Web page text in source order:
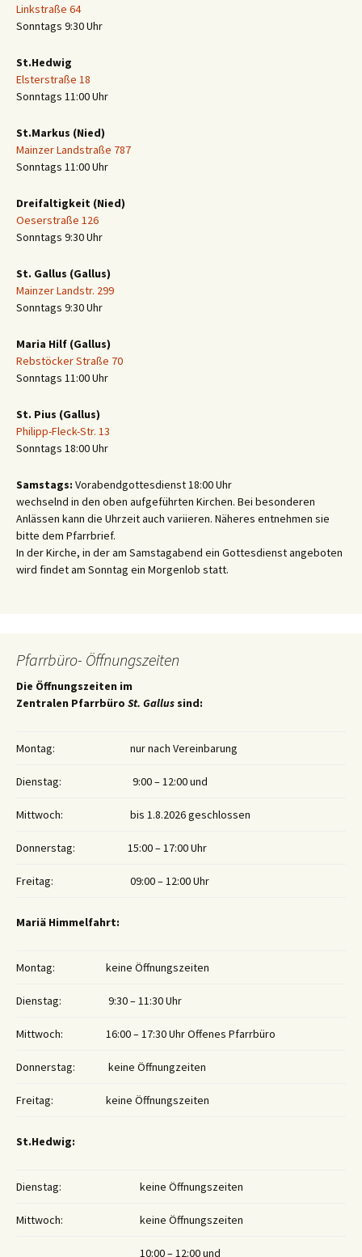
Linkstraße 64
Sonntags 9:30 Uhr
St.Hedwig
Elsterstraße 18
Sonntags 11:00 Uhr
St.Markus (Nied)
Mainzer Landstraße 787
Sonntags 11:00 Uhr
Dreifaltigkeit (Nied)
Oeserstraße 126
Sonntags 9:30 Uhr
St. Gallus (Gallus)
Mainzer Landstr. 299
Sonntags 9:30 Uhr
Maria Hilf (Gallus)
Rebstöcker Straße 70
Sonntags 11:00 Uhr
St. Pius (Gallus)
Philipp-Fleck-Str. 13
Sonntags 18:00 Uhr
Samstags: Vorabendgottesdienst 18:00 Uhr
wechselnd in den oben aufgeführten Kirchen. Bei besonderen
Anlässen kann die Uhrzeit auch variieren. Näheres entnehmen sie
bitte dem Pfarrbrief.
In der Kirche, in der am Samstagabend ein Gottesdienst angeboten
wird findet am Sonntag ein Morgenlob statt.
Pfarrbüro- Öffnungszeiten
Die Öffnungszeiten im
Zentralen Pfarrbüro St. Gallus sind:
Montag: nur nach Vereinbarung
Dienstag: 9:00 – 12:00 und
Mittwoch: bis 1.8.2026 geschlossen
Donnerstag: 15:00 – 17:00 Uhr
Freitag: 09:00 – 12:00 Uhr
Mariä Himmelfahrt:
Montag: keine Öffnungszeiten
Dienstag: 9:30 – 11:30 Uhr
Mittwoch: 16:00 – 17:30 Uhr Offenes Pfarrbüro
Donnerstag: keine Öffnungzeiten
Freitag: keine Öffnungszeiten
St.Hedwig:
Dienstag: keine Öffnungszeiten
Mittwoch: keine Öffnungszeiten
10:00 – 12:00 und